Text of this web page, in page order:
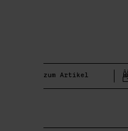
zum Artikel